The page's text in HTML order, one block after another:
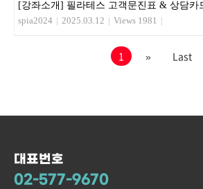
[강좌소개] 필라테스 고객문진표 & 상담카
spia2024 | 2025.03.12 | Views 1981 |
1 » Last
대표번호
02-577-9670